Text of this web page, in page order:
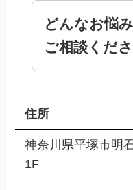
どんなお悩
ご相談くだ
住所
神奈川県平塚市明
1F